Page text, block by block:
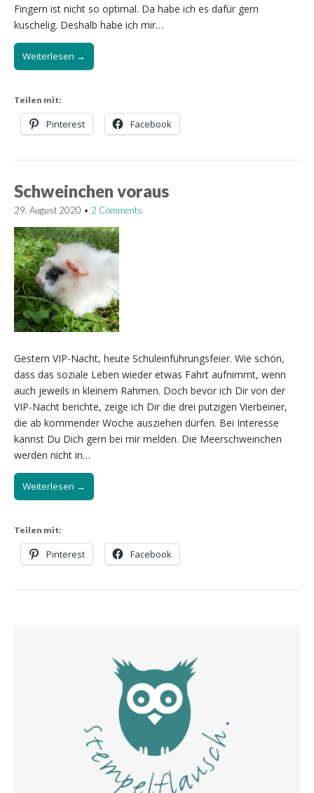
Fingern ist nicht so optimal. Da habe ich es dafür gern
kuschelig. Deshalb habe ich mir…
Weiterlesen →
Teilen mit:
Pinterest Facebook
Schweinchen voraus
29. August 2020 • 2 Comments
Gestern VIP-Nacht, heute Schuleinführungsfeier. Wie schön,
dass das soziale Leben wieder etwas Fahrt aufnimmt, wenn
auch jeweils in kleinem Rahmen. Doch bevor ich Dir von der
VIP-Nacht berichte, zeige ich Dir die drei putzigen Vierbeiner,
die ab kommender Woche ausziehen dürfen. Bei Interesse
kannst Du Dich gern bei mir melden. Die Meerschweinchen
werden nicht in…
Weiterlesen →
Teilen mit:
Pinterest Facebook